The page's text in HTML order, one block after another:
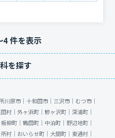
4件を表示
を探す
川原市｜ 十和田市｜ 三沢市｜ むつ市｜
村｜ 外ヶ浜町｜ 鰺ヶ沢町｜ 深浦町｜
板柳町｜ 鶴田町｜ 中泊町｜ 野辺地町｜
村｜ おいらせ町｜ 大間町｜ 東通村｜